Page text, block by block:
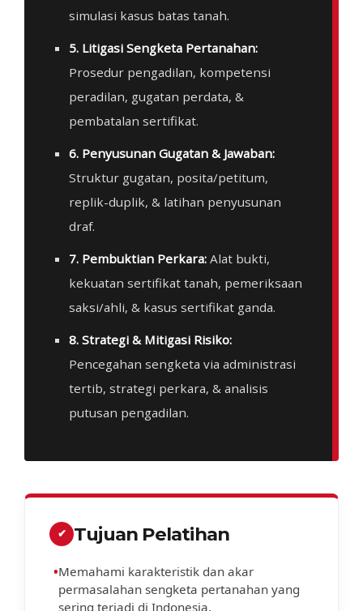
simulasi kasus batas tanah.
5. Litigasi Sengketa Pertanahan:
Prosedur pengadilan, kompetensi
peradilan, gugatan perdata, &
pembatalan sertifikat.
6. Penyusunan Gugatan & Jawaban:
Struktur gugatan, posita/petitum,
replik-duplik, & latihan penyusunan
draf.
7. Pembuktian Perkara: Alat bukti,
kekuatan sertifikat tanah, pemeriksaan
saksi/ahli, & kasus sertifikat ganda.
8. Strategi & Mitigasi Risiko:
Pencegahan sengketa via administrasi
tertib, strategi perkara, & analisis
putusan pengadilan.
✔ Tujuan Pelatihan
•Memahami karakteristik dan akar
permasalahan sengketa pertanahan yang
sering terjadi di Indonesia.